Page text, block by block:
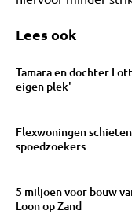
Lees ook
Tamara en dochter
eigen plek'
Flexwoningen
spoedzoekers
5 miljoen voor bouw
Loon op Zand